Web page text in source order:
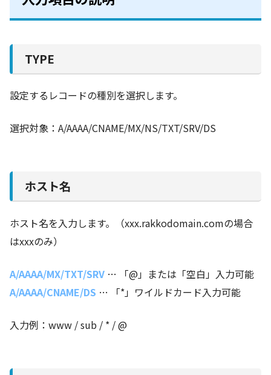
TYPE
設定するレコードの種別を選択します。
選択対象：A/AAAA/CNAME/MX/NS/TXT/SRV/DS
ホスト名
ホスト名を入力します。（xxx.rakkodomain.comの場合
はxxxのみ）
A/AAAA/MX/TXT/SRV … 「@」または「空白」入力可能
A/AAAA/CNAME/DS … 「*」ワイルドカード入力可能
入力例：www / sub / * / @